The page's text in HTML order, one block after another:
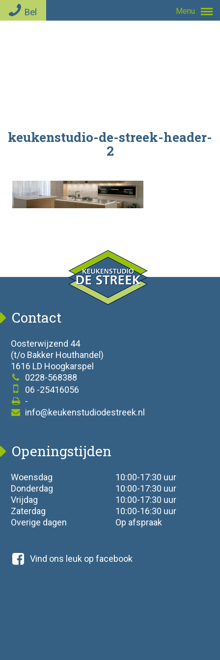
Bel Menu
keukenstudio-de-streek-header-
2
Contact
Oosterwijzend 44
(t/o Bakker Houthandel)
1616 LD Hoogkarspel
0228-568388
06 -25416056
-
info@keukenstudiodestreek.nl
Openingstijden
Woensdag
10:00-17:30 uur
Donderdag
10:00-17:30 uur
Vrijdag
10:00-17:30 uur
Zaterdag
10:00-16:30 uur
Overige dagen
Op afspraak
Vind ons leuk op facebook